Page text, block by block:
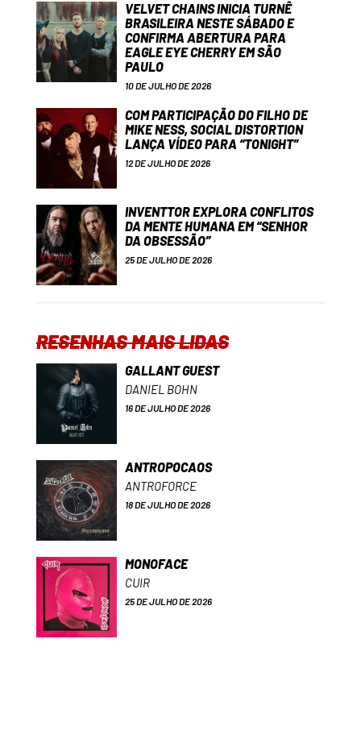
VELVET CHAINS INICIA TURNÊ
BRASILEIRA NESTE SÁBADO E
CONFIRMA ABERTURA PARA
EAGLE EYE CHERRY EM SÃO
PAULO
10 DE JULHO DE 2026
COM PARTICIPAÇÃO DO FILHO DE
MIKE NESS, SOCIAL DISTORTION
LANÇA VÍDEO PARA “TONIGHT”
12 DE JULHO DE 2026
INVENTTOR EXPLORA CONFLITOS
DA MENTE HUMANA EM “SENHOR
DA OBSESSÃO”
25 DE JULHO DE 2026
RESENHAS MAIS LIDAS
GALLANT GUEST
DANIEL BOHN
16 DE JULHO DE 2026
ANTROPOCAOS
ANTROFORCE
18 DE JULHO DE 2026
MONOFACE
CUIR
25 DE JULHO DE 2026